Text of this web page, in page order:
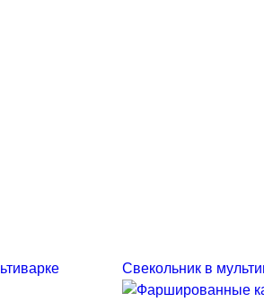
Свекольник в